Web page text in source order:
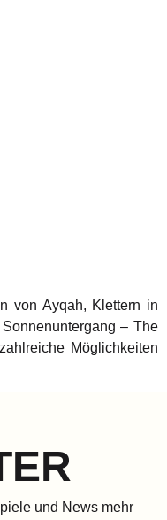
von Ayqah, Klettern in
– The
Möglichkeiten
und News mehr